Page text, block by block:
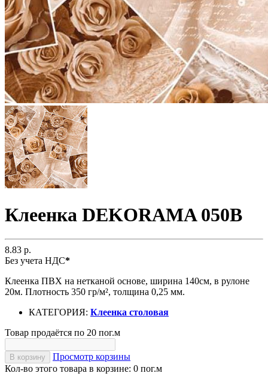
Клеенка DEKORAMA 050B
8.83 р.
Без учета НДС*
Клеенка ПВХ на нетканой основе, ширина 140см, в рулоне
20м. Плотность 350 гр/м², толщина 0,25 мм.
КАТЕГОРИЯ: Клеенка столовая
Товар продаётся по 20 пог.м
В корзину
Просмотр корзины
Кол-во этого товара в корзине: 0 пог.м